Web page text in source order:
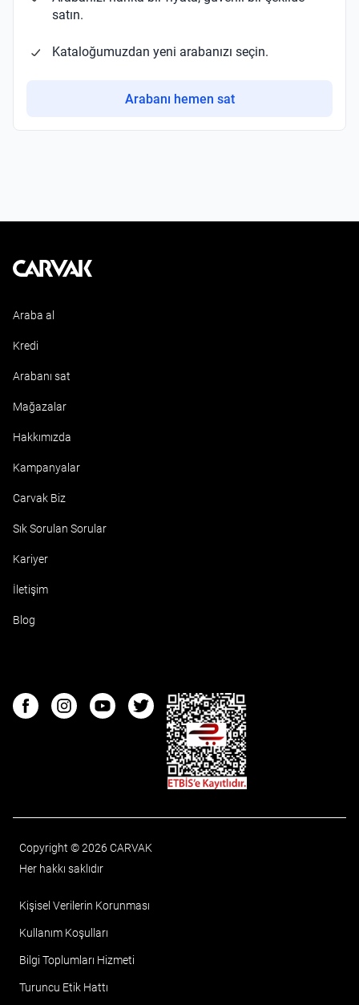
satın.
Kataloğumuzdan yeni arabanızı seçin.
Arabanı hemen sat
Kavak
Araba al
Kredi
Arabanı sat
Mağazalar
Hakkımızda
Kampanyalar
Carvak Biz
Sık Sorulan Sorular
Kariyer
İletişim
Blog
FacebookInstagramYoutubeTwitter
ETBIS
Copyright © 2026 CARVAK
Her hakkı saklıdır
Kişisel Verilerin Korunması
Kullanım Koşulları
Bilgi Toplumları Hizmeti
Turuncu Etik Hattı